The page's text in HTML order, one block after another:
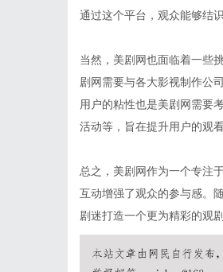
通过这个平台，观众能够结
当然，美剧网也面临着一些
剧网需要与各大影视制作公
用户的粘性也是美剧网需要
活动等，旨在提升用户的观
总之，美剧网作为一个专注
互动增强了观众的参与感。
剧迷打造一个更为精彩的观